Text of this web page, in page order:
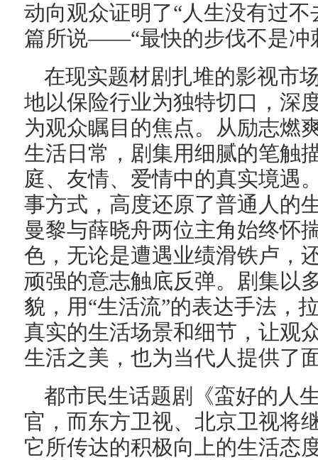
动向观众证明了“人生没有过
篇所说——“最快的步伐不是冲
在现实题材剧扎堆的影视市
地以保险行业为独特切口，深
为观众瞩目的焦点。从励志燃
生活日常，剧集用细腻的笔触
庭、友情、爱情中的真实境遇
事方式，高度还原了普通人的
曼黎与薛晓舟两位主角始终怀
色，无论是遭遇业绩滑铁卢，
顽强的意志触底反弹。剧集以
貌，用“生活流”的表达手法，
真实的生活场景和细节，让观
生活之美，也为当代人提供了
都市民生话题剧《蛮好的人
官，而东方卫视、北京卫视将
它所传达的积极向上的生活态